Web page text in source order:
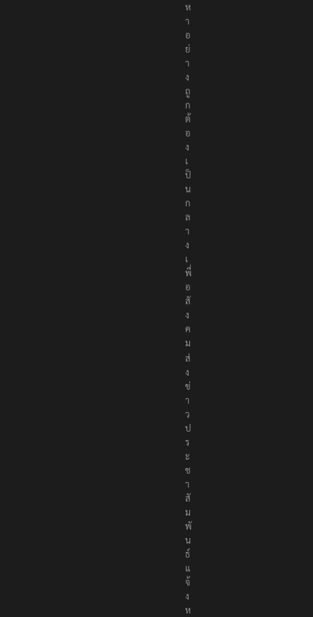
ห
า
อ
ย่
า
ง
ถู
ก
ต้
อ
ง
เ
ป็
น
ก
ล
า
ง
เ
พื่
อ
สั
ง
ค
ม
ส่
ง
ข่
า
ว
ป
ร
ะ
ช
า
สั
ม
พั
น
ธ์
แ
จ้
ง
ห